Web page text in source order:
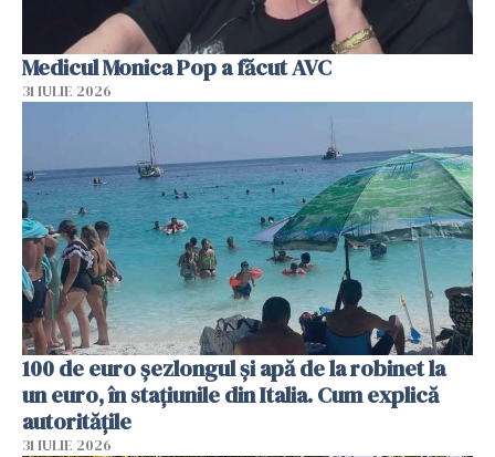
Medicul Monica Pop a făcut AVC
31 IULIE 2026
100 de euro șezlongul și apă de la robinet la
un euro, în stațiunile din Italia. Cum explică
autoritățile
31 IULIE 2026